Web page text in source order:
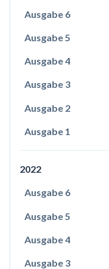
Ausgabe 6
Ausgabe 5
Ausgabe 4
Ausgabe 3
Ausgabe 2
Ausgabe 1
2022
Ausgabe 6
Ausgabe 5
Ausgabe 4
Ausgabe 3